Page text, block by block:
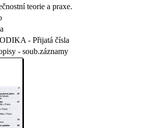
teorie a praxe.
- Přijatá čísla
- soub.záznamy